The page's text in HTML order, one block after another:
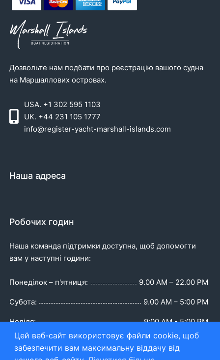
Дозвольте нам подбати про реєстрацію вашого судна
на Маршаллових островах.
USA. +1 302 595 1103
UK. +44 231 105 1777
info@register-yacht-marshall-islands.com
Наша адреса
Робочих годин
Наша команда підтримки доступна, щоб допомогти
вам у наступні години:
Понеділок – п'ятниця: 9.00 AM – 22.00 PM
Субота: 9.00 AM – 5:00 PM
Неділя: 9:00 AM - 5:00 PM
Цей веб-сайт використовує файли cookie, щоб
забезпечити вам максимальну віддачу від